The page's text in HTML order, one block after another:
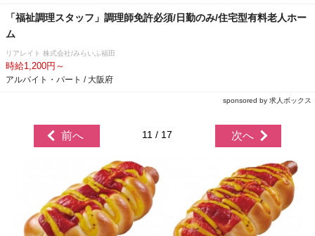
「福祉調理スタッフ」調理師免許必須/日勤のみ/住宅型有料老人ホー
ム
リアレイト 株式会社/みらいふ福田
時給1,200円～
アルバイト・パート / 大阪府
sponsored by 求人ボックス
前へ 11 / 17 次へ